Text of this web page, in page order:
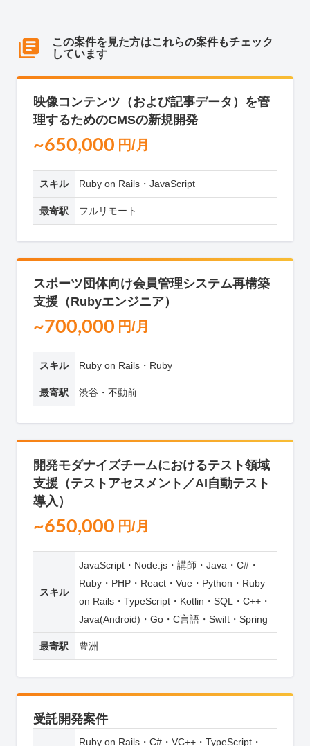
この案件を見た方はこれらの案件もチェック
しています
映像コンテンツ（および記事データ）を管
理するためのCMSの新規開発
~650,000 円/月
スキル Ruby on Rails・JavaScript
最寄駅 フルリモート
スポーツ団体向け会員管理システム再構築
支援（Rubyエンジニア）
~700,000 円/月
スキル Ruby on Rails・Ruby
最寄駅 渋谷・不動前
開発モダナイズチームにおけるテスト領域
支援（テストアセスメント／AI自動テスト
導入）
~650,000 円/月
スキル
JavaScript・Node.js・講師・Java・C#・
Ruby・PHP・React・Vue・Python・Ruby
on Rails・TypeScript・Kotlin・SQL・C++・
Java(Android)・Go・C言語・Swift・Spring
最寄駅 豊洲
受託開発案件
Ruby on Rails・C#・VC++・TypeScript・